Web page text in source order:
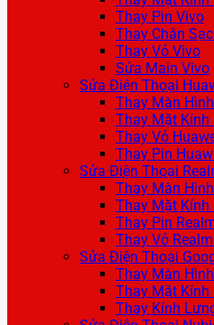
Thay Pin Vivo
Thay Chân
Thay Vỏ Vivo
Sửa Main Vivo
Sửa Điện Thoại
Thay Màn
Thay Mặt Kính
Thay Vỏ
Thay Pin
Sửa Điện Thoại
Thay Màn
Thay Mặt Kính
Thay Pin
Thay Vỏ
Sửa Điện Thoại
Thay Màn
Thay Mặt Kính
Thay Kính